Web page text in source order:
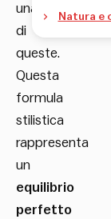
una
di
queste.
Questa
formula
stilistica
rappresenta
un
equilibrio
perfetto
Natura e